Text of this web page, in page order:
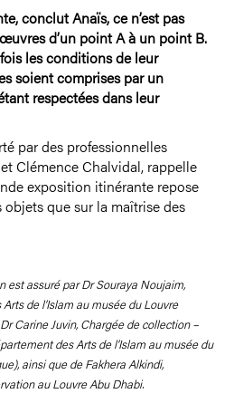
conclut Anaïs, ce n’est pas
d’un point A à un point B.
les conditions de leur
soient comprises par un
respectées dans leur
par des professionnelles
Clémence Chalvidal, rappelle
exposition itinérante repose
que sur la maîtrise des
est assuré par Dr Souraya Noujaim,
de l’Islam au musée du Louvre
Carine Juvin, Chargée de collection –
des Arts de l’Islam au musée du
ainsi que de Fakhera Alkindi,
au Louvre Abu Dhabi.